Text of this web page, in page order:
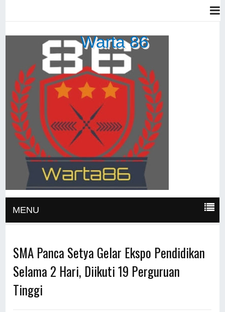
Warta 86
MENU
SMA Panca Setya Gelar Ekspo Pendidikan
Selama 2 Hari, Diikuti 19 Perguruan
Tinggi